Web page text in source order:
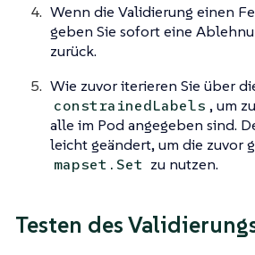
Wenn die Validierung einen
geben Sie sofort eine
zurück.
Wie zuvor iterieren Sie über
constrainedLabels , um
alle im Pod angegeben sind.
leicht geändert, um die zuvor
mapset.Set zu nutzen.
Testen des